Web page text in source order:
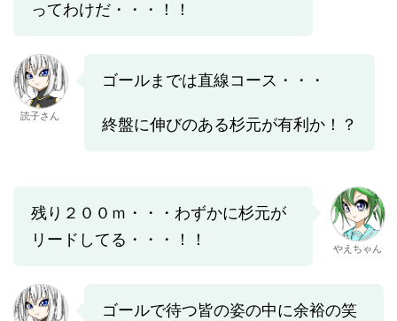
ってわけだ・・・！！
読子さん
ゴールまでは直線コース・・・
終盤に伸びのある杉元が有利か！？
残り２００ｍ・・・わずかに杉元が
リードしてる・・・！！
やえちゃん
ゴールで待つ皆の姿の中に余裕の笑